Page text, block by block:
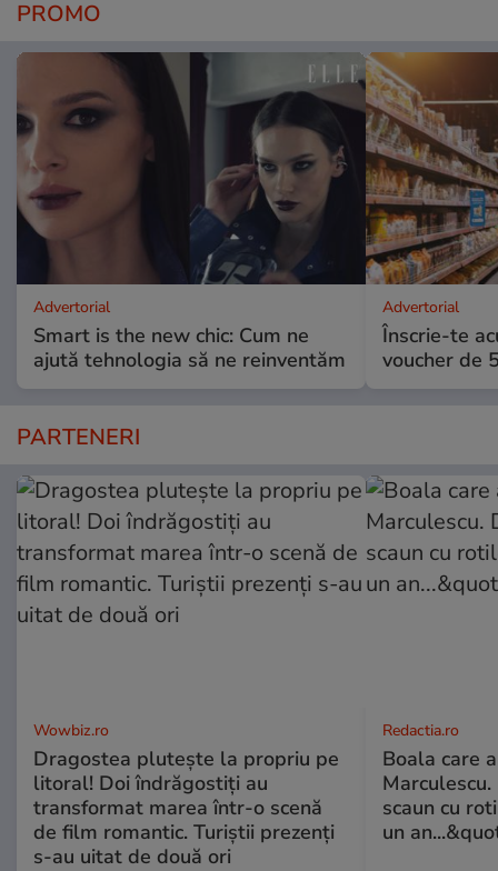
PROMO
Advertorial
Smart is the new chic: Cum ne
ajută tehnologia să ne reinventăm
Advertorial
Înscrie-te
voucher de
PARTENERI
Wowbiz.ro
Dragostea plutește la propriu pe
litoral! Doi îndrăgostiți au
transformat marea într-o scenă
de film romantic. Turiștii prezenți
s-au uitat de două ori
Redactia.ro
Boala care
scaun cu
un